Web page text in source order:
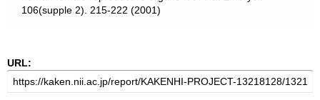
106(supple 2). 215-222 (2001)
URL: